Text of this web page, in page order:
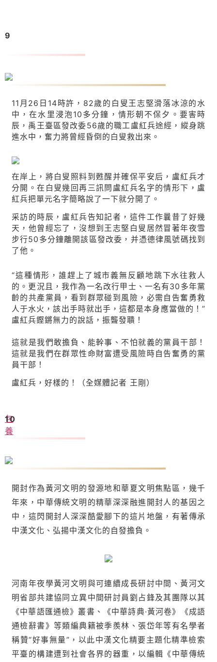
9
11月26日14時許，82歲的白叟王志堅滑落冰涼的水
中，在水里浸泡10多分鐘，情形朝不保夕。要害時
辰，禹王臺區發改委56歲的職工盧紅兵途經，縱身跳
進水中，奮力將曾經昏倒的白叟救出來。
在岸上，將白叟照料到甦醒并確保平安后，盧紅兵才
分開。在白叟幾回再三訊問盧紅兵名字的情形下，盧
紅兵把單元名字簡略說了一下就分開了。
采訪的時辰，盧紅兵告知記者，這件工作曩昔了好幾
天，他曾經忘了，沒想到王志堅白叟居然冒著年夜雪
步行50多分鐘離開該區發改委，并憑德律風號碼找到
了他。
“這種情形，誰趕上了城市義無反顧地跳下水往救人
的。更況且，我作為一名改行甲士、一名有30多年黨
齡的共產黨員，看到群眾碰到風險，必需自告奮勇救
人于水火，該出手時就出手，這都是本身應當做的！”
盧紅兵鏗鏘無力的說話，振聾發聵！
這就是我們敢擔負、能幹事、不怕就義的黨員干部！
這就是我們在群眾性命財富遭受風險時自告奮勇的黨
員干部！
盧紅兵，好樣的！（全媒體記者 王剛）
包
養
10
開封作為黃河文明的發源地和華夏文明焦點區，幾千
年來，中華傳統文明的精華深深融進開封人的基因之
中，這閃開封人深深酷愛腳下的這片地盤，有著傳承
中漢文化、弘揚中漢文化的自發擔負。
河南年夜學黃河文明與可連續成長研討中間、黃河文
明省部共建協同立異中間研討員劉占鋒及其團隊以其
《中華語匯通檢》叢書、《中華詩典·黃河卷》《成語
通檢辭書》等類編典籍被季羨林、張岱年等有名學者
稱贊“好事無量”，以此中漢文化精要主題化精準檢索
平臺的構建遭到社會各界的器重，以編輯《中華傳統